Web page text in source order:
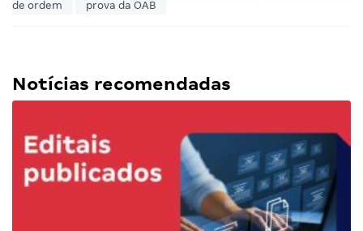
de ordem
prova da OAB
Notícias recomendadas